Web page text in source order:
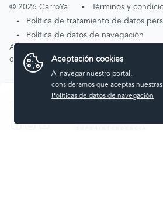
©2026 CarroYa • Términos y
• Política de tratamiento de datos
•
Política de datos de navegación
Atención de solicitudes por tratamiento
datostratamientodedatos@carroya.com
Aceptación cookies
Al navegar nuestro portal,
consideramos que aceptas nuestras
Políticas de datos de navegación